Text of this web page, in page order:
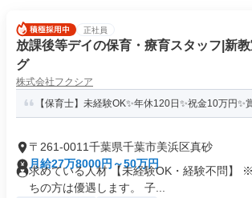
正社員
放課後等デイの保育・療育スタッフ|新
グ
株式会社フクシア
【保育士】未経験OK✨年休120日✨祝金10万円✨
〒261-0011千葉県千葉市美浜区真砂
月給27万8000円～50万円
求めている人材 【未経験OK・経験不問】
ちの方は優遇します。 子...